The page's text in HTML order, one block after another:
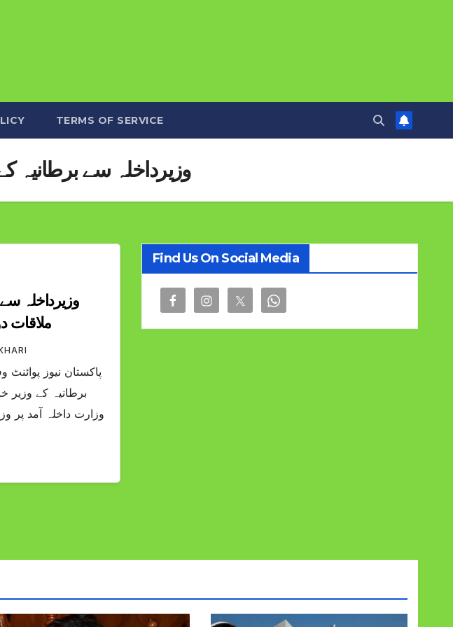
TERMS OF SERVICE
وزیرداخلہ سے برطانیہ
وزیرداخلہ
ملاقات
پاکستان نیوز
برطانیہ کے وزیر
وزارت داخلہ آمد پر
Find Us On Social Media